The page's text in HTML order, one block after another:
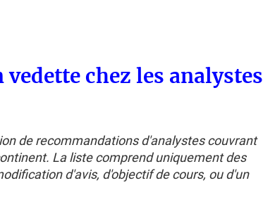
vedette chez les analystes
de recommandations d'analystes couvrant
La liste comprend uniquement des
d'avis, d'objectif de cours, ou d'un